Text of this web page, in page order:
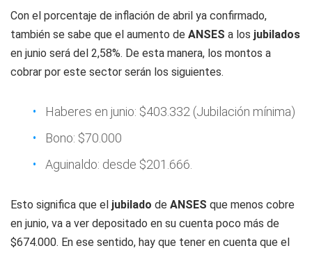
Con el porcentaje de inflación de abril ya confirmado,
también se sabe que el aumento de ANSES a los jubilados
en junio será del 2,58%. De esta manera, los montos a
cobrar por este sector serán los siguientes.
Haberes en junio: $403.332 (Jubilación mínima)
Bono: $70.000
Aguinaldo: desde $201.666.
Esto significa que el jubilado de ANSES que menos cobre
en junio, va a ver depositado en su cuenta poco más de
$674.000. En ese sentido, hay que tener en cuenta que el